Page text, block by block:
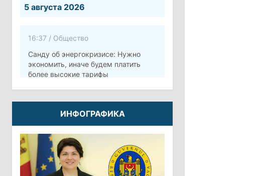
5 августа 2026
16:37 / Общество
Санду об энергокризисе: Нужно
экономить, иначе будем платить
более высокие тарифы
10:12/Безопасность
Молдова готовит программу по
укреплению обороны стоимостью
более 10 млрд леев на ближайшие
пять лет
4 августа 2026
ИНФОГРАФИКА